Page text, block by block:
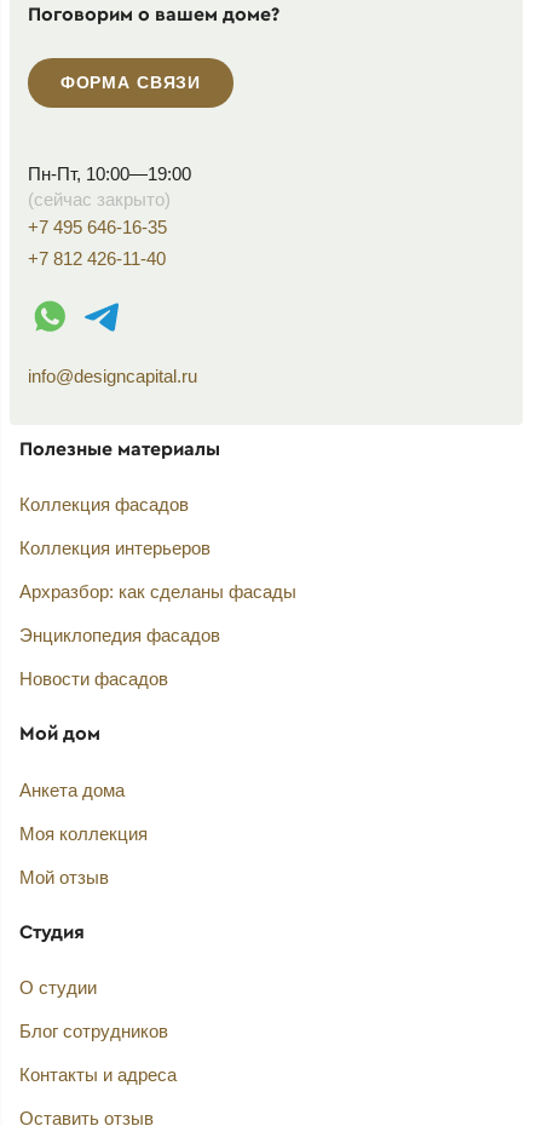
Поговорим о вашем доме?
ФОРМА СВЯЗИ
Пн-Пт, 10:00—19:00
(сейчас закрыто)
+7 495 646-16-35
+7 812 426-11-40
WhatsApp контакт
Telegram контакт
info@designcapital.ru
Полезные материалы
Коллекция фасадов
Коллекция интерьеров
Архразбор: как сделаны фасады
Энциклопедия фасадов
Новости фасадов
Мой дом
Анкета дома
Моя коллекция
Мой отзыв
Студия
О студии
Блог сотрудников
Контакты и адреса
Оставить отзыв